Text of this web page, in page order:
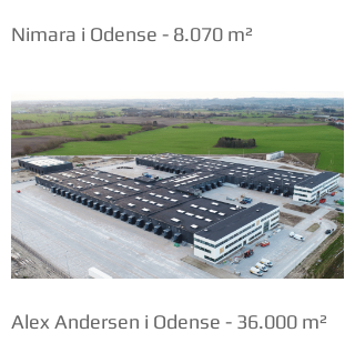
Nimara i Odense - 8.070 m²
Alex Andersen i Odense - 36.000 m²